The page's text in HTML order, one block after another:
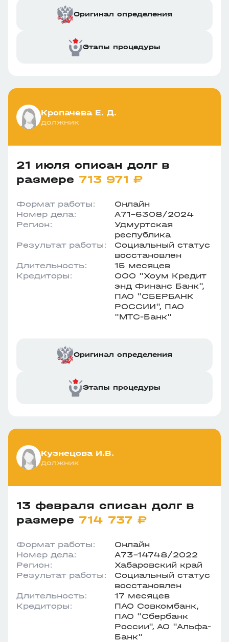
Оригинал определения
Этапы процедуры
Кропачева Е. Д.
должник
21 июля списан долг в
размере 713 971 ₽
Формат работы:
Онлайн
Номер дела:
А71-6308/2024
Регион:
Удмуртская
республика
Результат работы:
Социальный статус
восстановлен
Длительность:
15 месяцев
Кредиторы:
ООО "Хоум Кредит
энд Финанс Банк",
ПАО "СБЕРБАНК
РОССИИ", ПАО
"МТС-Банк"
Оригинал определения
Этапы процедуры
Кузнецова И.В.
должник
13 февраля списан долг в
размере 714 737 ₽
Формат работы:
Онлайн
Номер дела:
А73-14748/2022
Регион:
Хабаровский край
Результат работы:
Социальный статус
восстановлен
Длительность:
17 месяцев
Кредиторы:
ПАО Совкомбанк,
ПАО "Сбербанк
России", АО "Альфа-
Банк"